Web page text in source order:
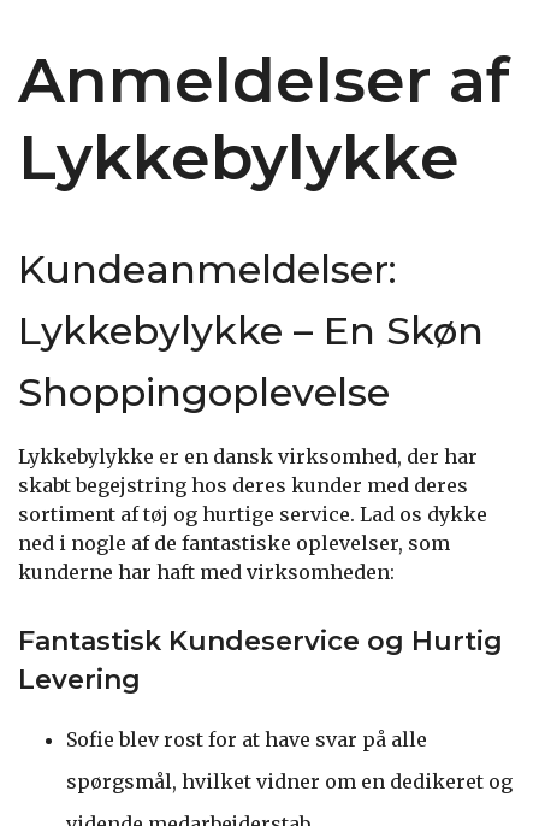
Anmeldelser af
Lykkebylykke
Kundeanmeldelser:
Lykkebylykke – En Skøn
Shoppingoplevelse
Lykkebylykke er en dansk virksomhed, der har
skabt begejstring hos deres kunder med deres
sortiment af tøj og hurtige service. Lad os dykke
ned i nogle af de fantastiske oplevelser, som
kunderne har haft med virksomheden:
Fantastisk Kundeservice og Hurtig
Levering
Sofie blev rost for at have svar på alle
spørgsmål, hvilket vidner om en dedikeret og